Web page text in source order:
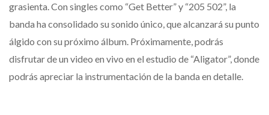
grasienta. Con singles como “Get Better” y “205 502”, la
banda ha consolidado su sonido único, que alcanzará su punto
álgido con su próximo álbum. Próximamente, podrás
disfrutar de un video en vivo en el estudio de “Aligator”, donde
podrás apreciar la instrumentación de la banda en detalle.